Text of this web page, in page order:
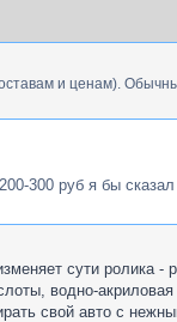
и ценам).
300 руб я бы
сути ролика -
водно-
свой авто с